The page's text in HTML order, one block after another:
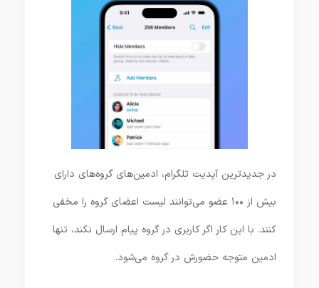
در جدیدترین آپدیت تلگرام، ادمین‌های گروه‌های دارای
بیش از ۱۰۰ عضو می‌توانند لیست اعضای گروه را مخفی
کنند. با این کار اگر کاربری در گروه پیام ارسال نکند، تنها
ادمین متوجه حضورش در گروه می‌شود.